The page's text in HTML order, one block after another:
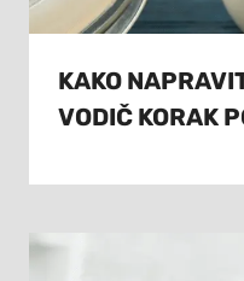
KAKO
VODIČ KORAK